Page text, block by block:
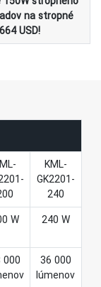
na stropné
USD!
KML-
GK2201-
240
W 240 W
000
36 000
lúmenov